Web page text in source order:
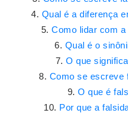
Qual é a diferença
Como lidar com
Qual é o
O que
Como se escreve
O que é
Por que a